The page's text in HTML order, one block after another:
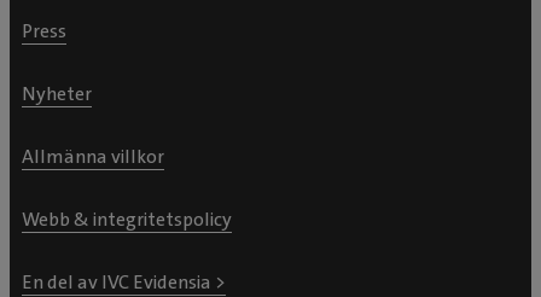
Press
Nyheter
Allmänna villkor
Webb & integritetspolicy
En del av IVC Evidensia >